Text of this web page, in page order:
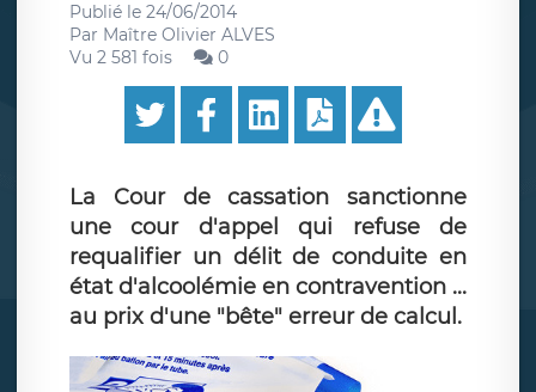
Publié le 24/06/2014
Par Maître Olivier ALVES
Vu 2 581 fois
0
La Cour de cassation sanctionne
une cour d'appel qui refuse de
requalifier un délit de conduite en
état d'alcoolémie en contravention ...
au prix d'une "bête" erreur de calcul.